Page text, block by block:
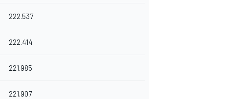
222.537
222.414
221.985
221.907